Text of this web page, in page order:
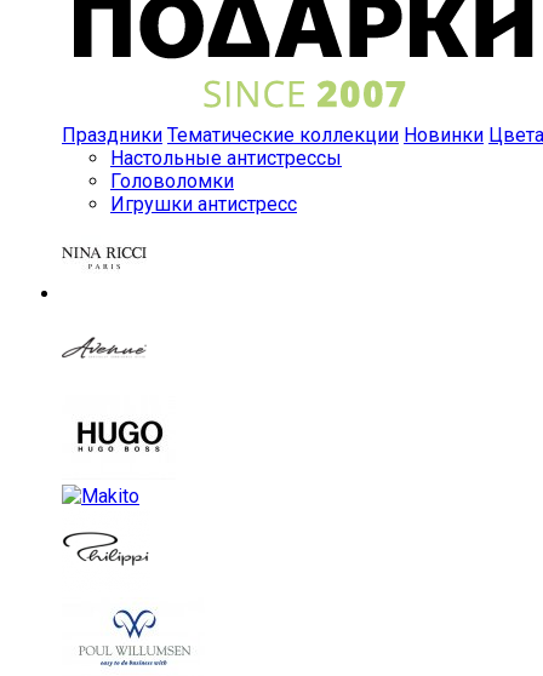
Праздники Тематические коллекции Новинки Цвета
Настольные антистрессы
Головоломки
Игрушки антистресс